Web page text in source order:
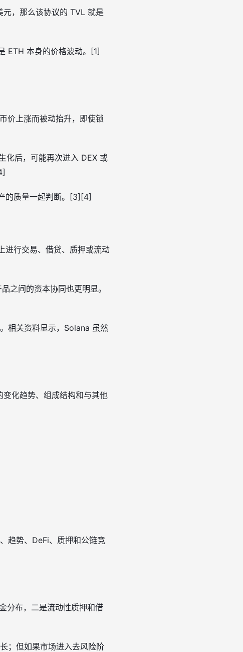
，那么该协议的 TVL 就是
ETH 本身的价格波动。[1]
价上涨而被动抬升，即使锁
化后，可能再次进入 DEX 或
的质量一起判断。[3][4]
进行交易、借贷、质押或流动
之间的资本协同也更明显。
相关资料显示，Solana 虽然
变化趋势、组成结构和与其他
趋势、DeFi、质押和公链竞
分布，二是流动性质押和借
；但如果市场进入去风险阶